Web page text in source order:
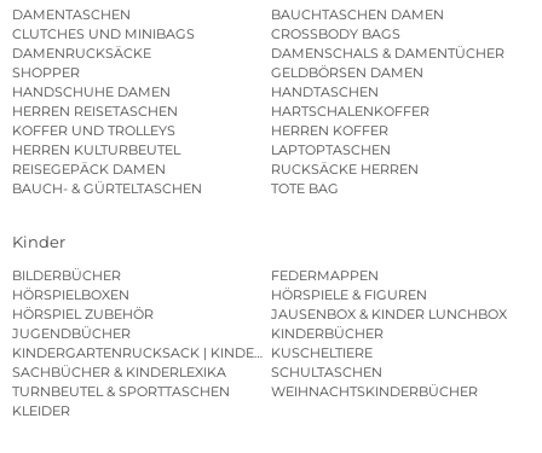
DAMENTASCHEN
BAUCHTASCHEN DAMEN
CLUTCHES UND MINIBAGS
CROSSBODY BAGS
DAMENRUCKSÄCKE
DAMENSCHALS & DAMENTÜCHER
SHOPPER
GELDBÖRSEN DAMEN
HANDSCHUHE DAMEN
HANDTASCHEN
HERREN REISETASCHEN
HARTSCHALENKOFFER
KOFFER UND TROLLEYS
HERREN KOFFER
HERREN KULTURBEUTEL
LAPTOPTASCHEN
REISEGEPÄCK DAMEN
RUCKSÄCKE HERREN
BAUCH- & GÜRTELTASCHEN
TOTE BAG
Kinder
BILDERBÜCHER
FEDERMAPPEN
HÖRSPIELBOXEN
HÖRSPIELE & FIGUREN
HÖRSPIEL ZUBEHÖR
JAUSENBOX & KINDER LUNCHBOX
JUGENDBÜCHER
KINDERBÜCHER
KINDERGARTENRUCKSACK | KINDERGARTENBEUTEL
KUSCHELTIERE
SACHBÜCHER & KINDERLEXIKA
SCHULTASCHEN
TURNBEUTEL & SPORTTASCHEN
WEIHNACHTSKINDERBÜCHER
KLEIDER